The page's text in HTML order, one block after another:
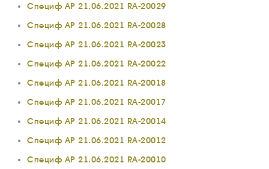
Специф АР 21.06.2021 RA-20029
Специф АР 21.06.2021 RA-20028
Специф АР 21.06.2021 RA-20023
Специф АР 21.06.2021 RA-20022
Специф АР 21.06.2021 RA-20018
Специф АР 21.06.2021 RA-20017
Специф АР 21.06.2021 RA-20014
Специф АР 21.06.2021 RA-20012
Специф АР 21.06.2021 RA-20010